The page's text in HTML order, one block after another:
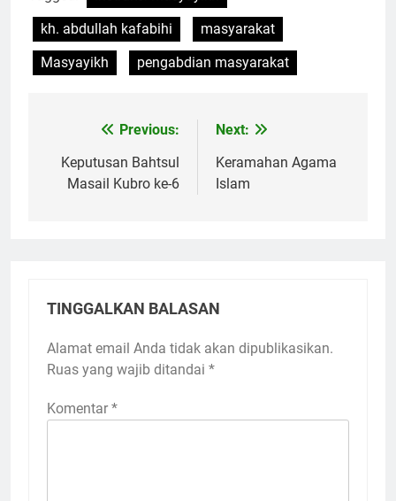
kh. abdullah kafabihi
masyarakat
Masyayikh
pengabdian masyarakat
Navigasi
pos
Previous:
Keputusan Bahtsul
Masail Kubro ke-6
Next:
Keramahan Agama
Islam
TINGGALKAN BALASAN
Alamat email Anda tidak akan dipublikasikan.
Ruas yang wajib ditandai *
Komentar *